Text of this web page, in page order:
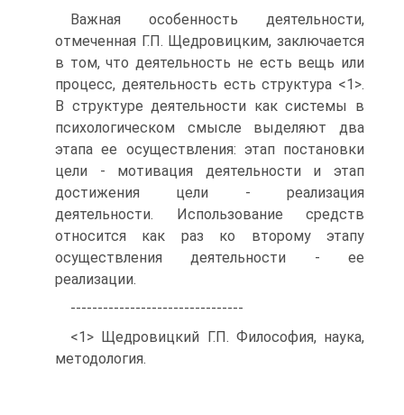
Важная особенность деятельности,
отмеченная Г.П. Щедровицким, заключается
в том, что деятельность не есть вещь или
процесс, деятельность есть структура <1>.
В структуре деятельности как системы в
психологическом смысле выделяют два
этапа ее осуществления: этап постановки
цели - мотивация деятельности и этап
достижения цели - реализация
деятельности. Использование средств
относится как раз ко второму этапу
осуществления деятельности - ее
реализации.
--------------------------------
<1> Щедровицкий Г.П. Философия, наука,
методология.